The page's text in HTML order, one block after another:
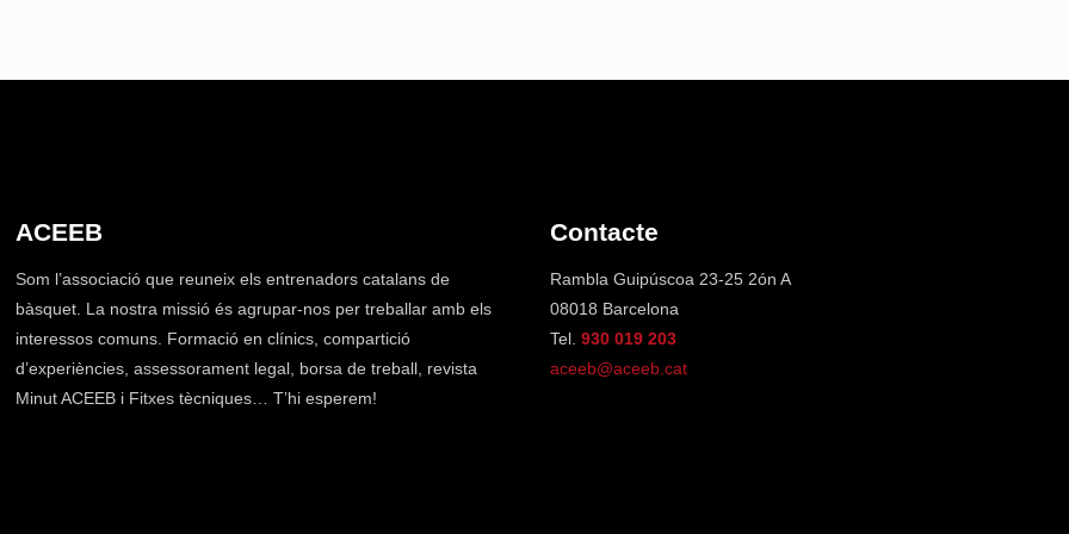
ACEEB
Som l’associació que reuneix els entrenadors catalans de
bàsquet. La nostra missió és agrupar-nos per treballar amb els
interessos comuns. Formació en clínics, compartició
d’experiències, assessorament legal, borsa de treball, revista
Minut ACEEB i Fitxes tècniques… T’hi esperem!
Contacte
Rambla Guipúscoa 23-25 2ón A
08018 Barcelona
Tel.930 019 203
aceeb@aceeb.cat